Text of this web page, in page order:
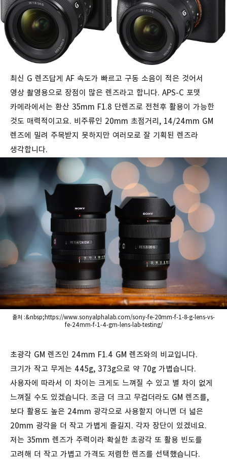
최신 G 렌즈답게 AF 속도가 빠르고 구동 소음이 적은 것어서
영상 촬영용으로 장점이 많은 렌즈라고 합니다. APS-C 포맷
카메라에서는 환산 35mm F1.8 단렌즈로 전천후 활용이 가능한
것도 매력적이고요. 비주류인 20mm 초점거리, 14/24mm GM
렌즈에 밀려 주목받지 못하지만 여러모로 잘 기획된 렌즈라
생각합니다.
출처 :&nbsp;https://www.sonyalphalab.com/sony-fe-20mm-f-1-8-g-lens-vs-
fe-24mm-f-1-4-gm-lens-lab-testing/
초광각 GM 렌즈인 24mm F1.4 GM 렌즈와의 비교입니다.
크기가 작고 무게는 445g, 373g으로 약 70g 가볍습니다.
사용자에 따라서 이 차이는 크게도 느껴질 수 있고 별 차이 없게
느껴질 수도 있겠습니다. 조금 더 크고 무겁더라도 GM 렌즈를,
보다 활용도 높은 24mm 광각으로 사용할지 아니면 더 넓은
20mm 광각을 더 작고 가볍게 즐길지. 각자 장단이 있겠네요.
저는 35mm 렌즈가 주력이라 확실한 초광각 또 활용 빈도를
고려해 더 작고 가볍고 가격도 저렴한 렌즈를 선택했습니다.